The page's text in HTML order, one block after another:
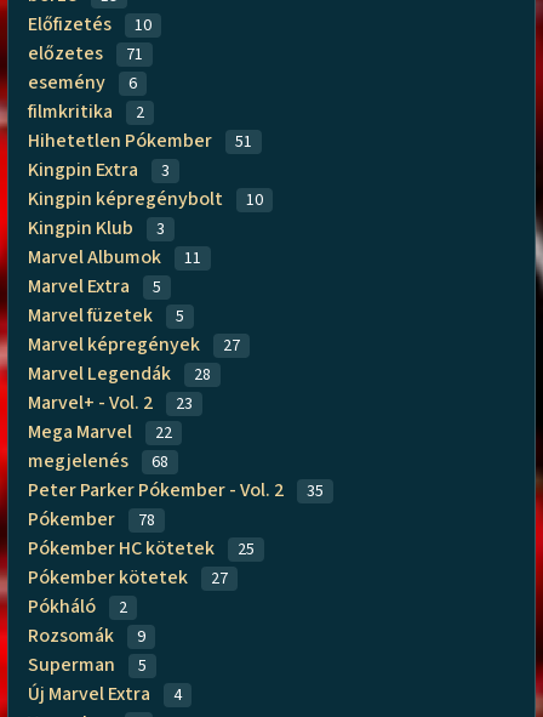
Előfizetés 10
előzetes 71
esemény 6
filmkritika 2
Hihetetlen Pókember 51
Kingpin Extra 3
Kingpin képregénybolt 10
Kingpin Klub 3
Marvel Albumok 11
Marvel Extra 5
Marvel füzetek 5
Marvel képregények 27
Marvel Legendák 28
Marvel+ - Vol. 2 23
Mega Marvel 22
megjelenés 68
Peter Parker Pókember - Vol. 2 35
Pókember 78
Pókember HC kötetek 25
Pókember kötetek 27
Pókháló 2
Rozsomák 9
Superman 5
Új Marvel Extra 4